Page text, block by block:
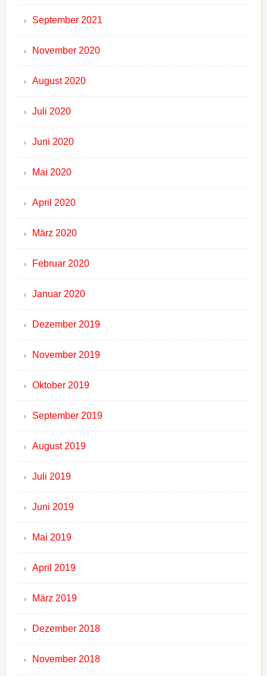
September 2021
November 2020
August 2020
Juli 2020
Juni 2020
Mai 2020
April 2020
März 2020
Februar 2020
Januar 2020
Dezember 2019
November 2019
Oktober 2019
September 2019
August 2019
Juli 2019
Juni 2019
Mai 2019
April 2019
März 2019
Dezember 2018
November 2018